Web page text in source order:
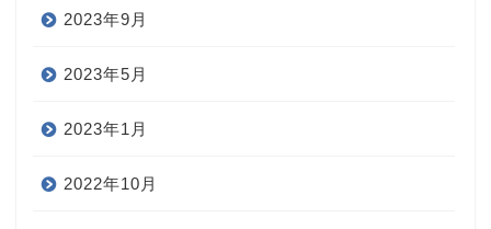
2023年9月
2023年5月
2023年1月
2022年10月